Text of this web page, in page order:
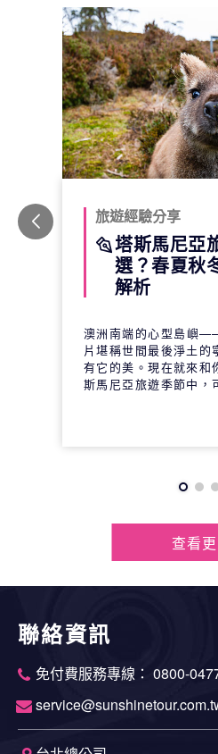
旅遊經驗分享
塔斯馬尼亞
選？春夏秋
解析
澳洲南端的心型島嶼
片堪稱世間最後淨土的
有它的美。現在就來和
斯馬尼亞旅遊季節中，
查看更
聯絡資訊
免付費服務專線： 0800-